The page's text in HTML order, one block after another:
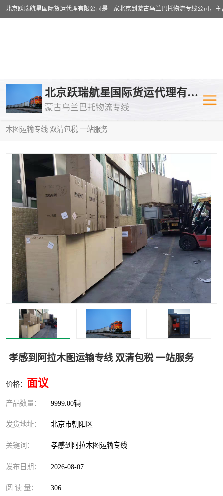
北京跃瑞航星国际货运代理有限公司
蒙古乌兰巴托物流专线
木图运输专线 双清包税 一站服务
孝感到阿拉木图运输专线 双清包税 一站服务
价格： 面议
产品数量： 9999.00辆
发货地址： 北京市朝阳区
关键词： 孝感到阿拉木图运输专线
发布日期： 2026-08-07
阅 读 量： 306
乌兰巴托物流专线 乌兰巴托铁
乌兰巴托公路运输
中欧班列
蒙古乌兰巴托双清包税
蒙古乌兰巴托空运专线 蒙古乌兰巴
蒙古乌兰巴托汽运专线 英国铁路
中亚铁路运输